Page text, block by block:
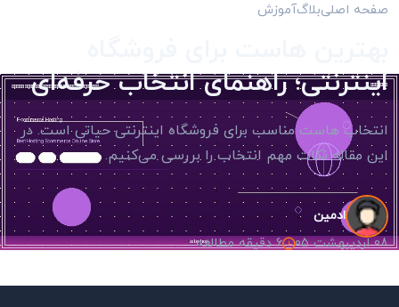
صفحه اصلیبلاگآموزش
اینترنتی؛ راهنمای انتخاب حرفه‌ای
انتخاب هاست مناسب برای فروشگاه اینترنتی حیاتی است. در
این مقاله نکات مهم انتخاب را بررسی می‌کنیم.
ادمین
08 اردیبهشت 05 6 دقیقه مطالعه